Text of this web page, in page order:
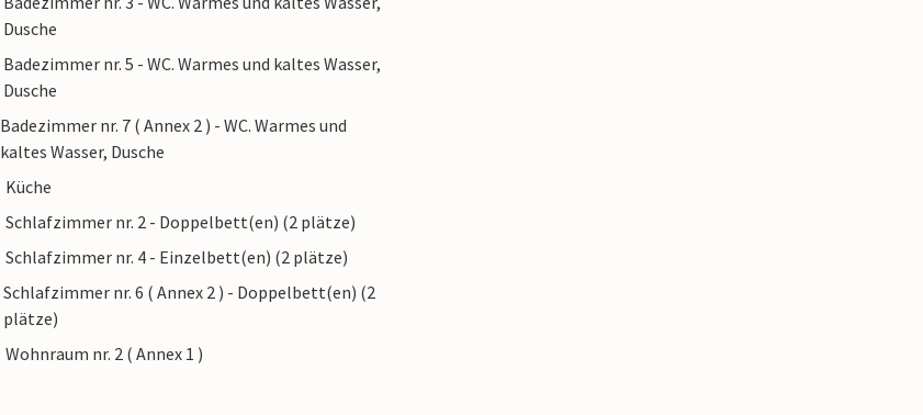
Dusche
Badezimmer nr. 5 - WC. Warmes und kaltes Wasser,
Dusche
Badezimmer nr. 7 ( Annex 2 ) - WC. Warmes und
kaltes Wasser, Dusche
Küche
Schlafzimmer nr. 2 - Doppelbett(en) (2 plätze)
Schlafzimmer nr. 4 - Einzelbett(en) (2 plätze)
Schlafzimmer nr. 6 ( Annex 2 ) - Doppelbett(en) (2
plätze)
Wohnraum nr. 2 ( Annex 1 )